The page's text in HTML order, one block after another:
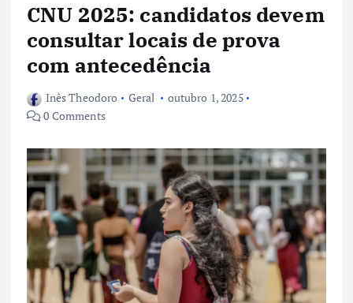
CNU 2025: candidatos devem
consultar locais de prova
com antecedência
Inês Theodoro Geral
outubro 1, 2025
0 Comments